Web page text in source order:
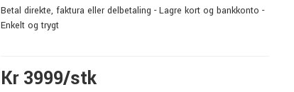
Betal direkte, faktura eller delbetaling - Lagre kort og bankkonto -
Enkelt og trygt
Kr 3999/stk